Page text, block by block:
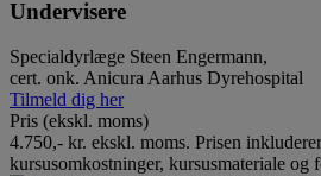
Undervisere
Specialdyrlæge Steen Engermann,
cert. onk. Anicura Aarhus Dyrehospital
Tilmeld dig her
Pris (ekskl. moms)
4.750,- kr. ekskl. moms. Prisen
kursusomkostninger, kursusmateriale og